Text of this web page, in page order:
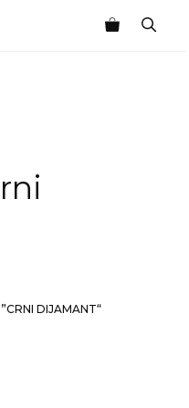
DIJAMANT“